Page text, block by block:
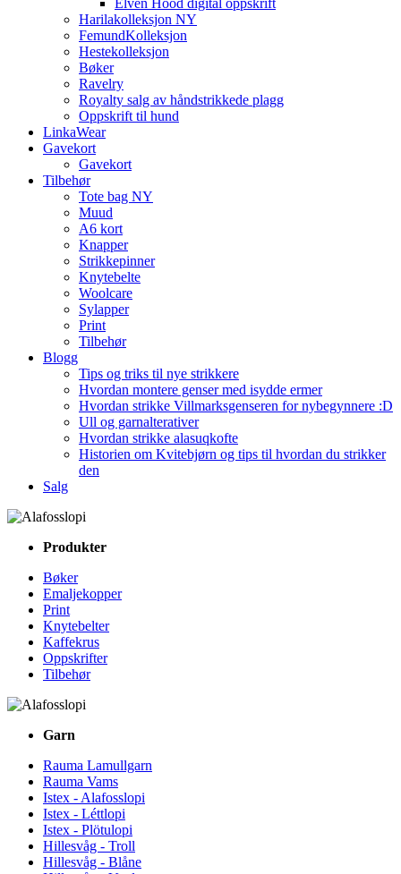
Elven Hood digital oppskrift
Harilakolleksjon NY
FemundKolleksjon
Hestekolleksjon
Bøker
Ravelry
Royalty salg av håndstrikkede plagg
Oppskrift til hund
LinkaWear
Gavekort
Gavekort
Tilbehør
Tote bag NY
Muud
A6 kort
Knapper
Strikkepinner
Knytebelte
Woolcare
Sylapper
Print
Tilbehør
Blogg
Tips og triks til nye strikkere
Hvordan montere genser med isydde ermer
Hvordan strikke Villmarksgenseren for nybegynnere :D
Ull og garnalterativer
Hvordan strikke alasuqkofte
Historien om Kvitebjørn og tips til hvordan du strikker
den
Salg
Produkter
Bøker
Emaljekopper
Print
Knytebelter
Kaffekrus
Oppskrifter
Tilbehør
Garn
Rauma Lamullgarn
Rauma Vams
Istex - Alafosslopi
Istex - Léttlopi
Istex - Plötulopi
Hillesvåg - Troll
Hillesvåg - Blåne